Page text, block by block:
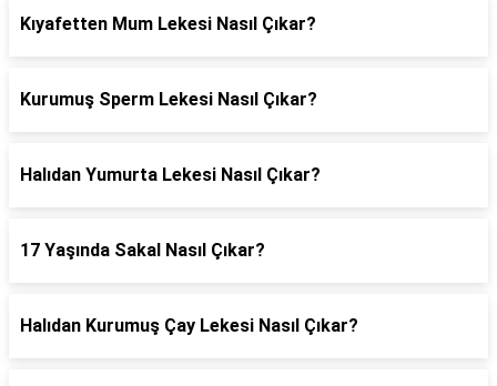
Kıyafetten Mum Lekesi Nasıl Çıkar?
Kurumuş Sperm Lekesi Nasıl Çıkar?
Halıdan Yumurta Lekesi Nasıl Çıkar?
17 Yaşında Sakal Nasıl Çıkar?
Halıdan Kurumuş Çay Lekesi Nasıl Çıkar?